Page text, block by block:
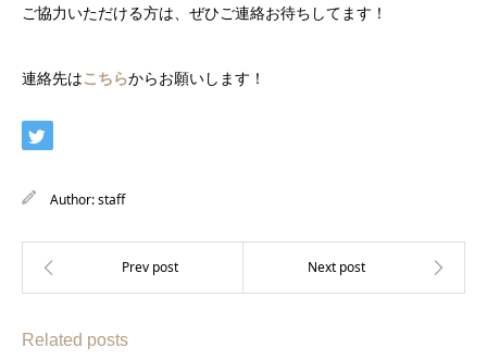
ご協力いただける方は、ぜひご連絡お待ちしてます！
連絡先はこちらからお願いします！
Author:staff
Related posts